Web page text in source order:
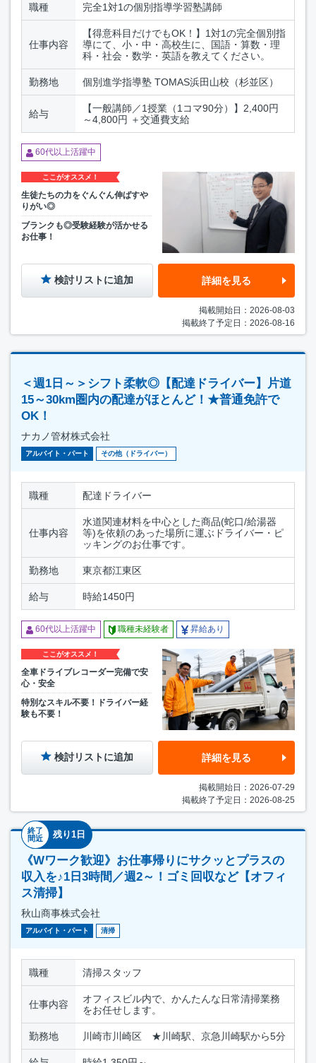
職種 完全1対1の個別指導学習塾講師
仕事内容
【得意科目だけでもOK！】1対1の完全個別指
導にて、小・中・高校生に、国語・算数・理
科・社会・数学・英語を教えてください。
勤務地 個別進学指導塾 TOMAS浜田山校（杉並区）
給与
【一般講師／1授業（1コマ90分）】2,400円
～4,800円 ＋交通費支給
60代以上活躍中
ここがオススメ！
生徒たちの力をぐんぐん伸ばすや
りがい◎
ブランクも◎受験経験が活かせる
お仕事！
検討リストに追加 詳細を見る
掲載開始日：2026-08-03
掲載終了予定日：2026-08-16
＜週1日～＞シフト柔軟◎【配達ドライバー】片道
15～30km圏内の配達がほとんど！★普通免許で
OK！
ナカノ管材株式会社
アルバイト・パート その他（ドライバー）
職種 配達ドライバー
仕事内容
水道関連材料を中心とした商品(蛇口/給湯器
等)を依頼のあった場所に運ぶドライバー・ピ
ッキングのお仕事です。
勤務地 東京都江東区
給与 時給1450円
60代以上活躍中 職種未経験者 昇給あり
ここがオススメ！
全車ドライブレコーダー完備で安
心・安全
特別なスキル不要！ドライバー経
験も不要！
検討リストに追加 詳細を見る
掲載開始日：2026-07-29
掲載終了予定日：2026-08-25
終了
間近
残り1日
《Wワーク歓迎》お仕事帰りにサクッとプラスの
収入を♪1日3時間／週2～！ゴミ回収など【オフィ
ス清掃】
秋山商事株式会社
アルバイト・パート 清掃
職種 清掃スタッフ
仕事内容
オフィスビル内で、かんたんな日常清掃業務
をお任せします。
勤務地 川崎市川崎区 ★川崎駅、京急川崎駅から5分